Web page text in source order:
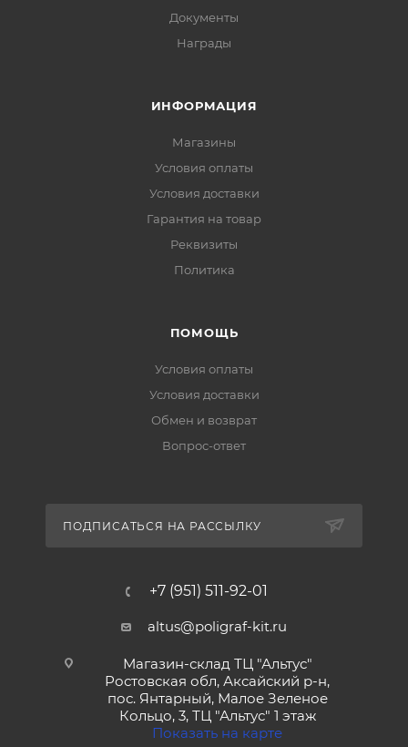
Документы
Награды
ИНФОРМАЦИЯ
Магазины
Условия оплаты
Условия доставки
Гарантия на товар
Реквизиты
Политика
ПОМОЩЬ
Условия оплаты
Условия доставки
Обмен и возврат
Вопрос-ответ
ПОДПИСАТЬСЯ НА РАССЫЛКУ
+7 (951) 511-92-01
altus@poligraf-kit.ru
Магазин-склад ТЦ "Альтус"
Ростовская обл, Аксайский р-н,
пос. Янтарный, Малое Зеленое
Кольцо, 3, ТЦ "Альтус" 1 этаж
Показать на карте